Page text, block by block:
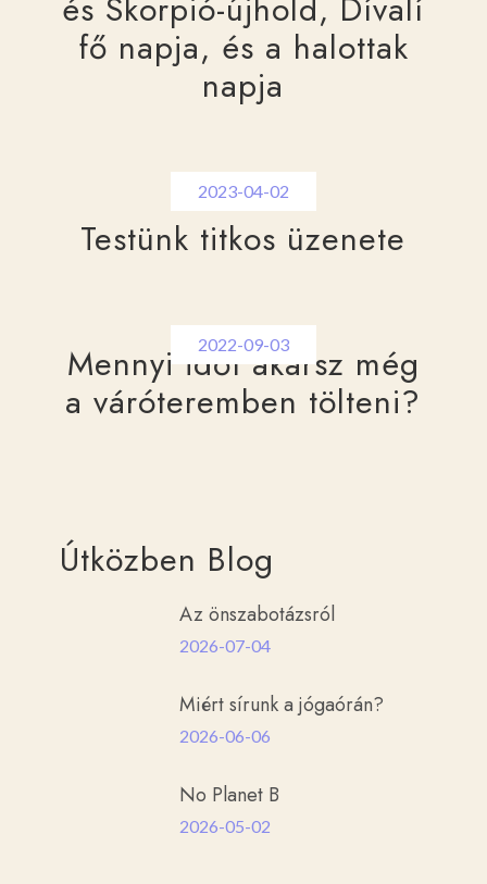
és Skorpió-újhold, Dívalí
fő napja, és a halottak
napja
2023-04-02
Testünk titkos üzenete
2022-09-03
Mennyi időt akarsz még
a váróteremben tölteni?
Útközben Blog
Az önszabotázsról
2026-07-04
Miért sírunk a jógaórán?
2026-06-06
No Planet B
2026-05-02